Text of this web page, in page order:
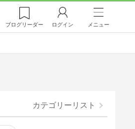
ブログリーダー ログイン メニュー
カテゴリーリスト